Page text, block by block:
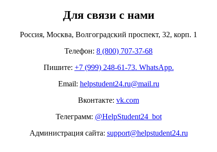
Для связи с нами
Россия, Москва, Волгоградский проспект, 32, корп. 1
Телефон: 8 (800) 707-37-68
Пишите: +7 (999) 248-61-73. WhatsApp.
Email: helpstudent24.ru@mail.ru
Вконтакте: vk.com
Телеграмм: @HelpStudent24_bot
Администрация сайта: support@helpstudent24.ru